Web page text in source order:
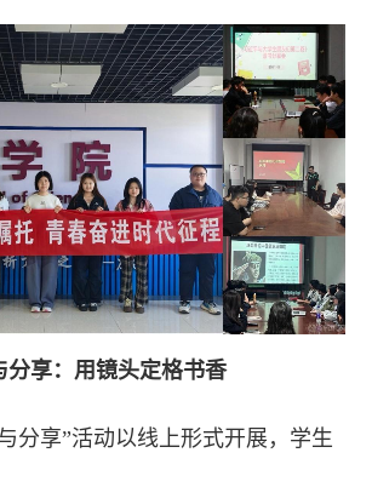
分享：用镜头定格书香
分享”活动以线上形式开展，学生